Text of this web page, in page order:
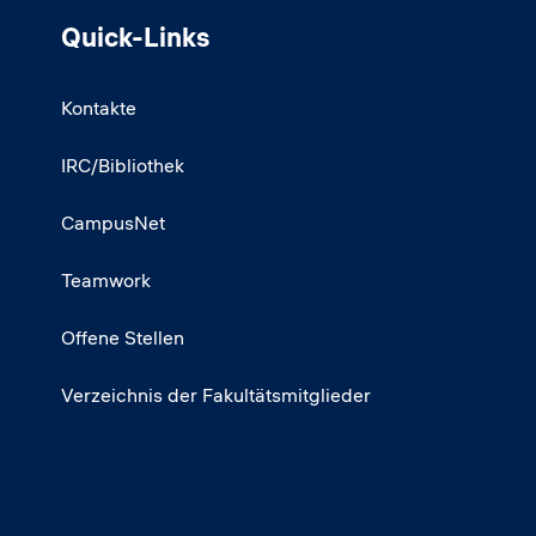
Quick-Links
Kontakte
IRC/Bibliothek
CampusNet
Teamwork
Offene Stellen
Verzeichnis der Fakultätsmitglieder